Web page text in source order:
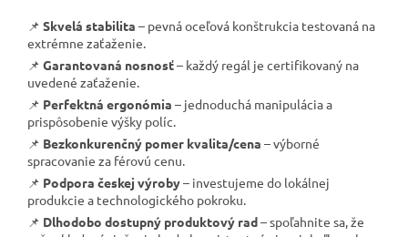
📌 Skvelá stabilita – pevná oceľová konštrukcia testovaná na
extrémne zaťaženie.
📌 Garantovaná nosnosť– každý regál je certifikovaný na
uvedené zaťaženie.
📌 Perfektná ergonómia – jednoduchá manipulácia a
prispôsobenie výšky políc.
📌 Bezkonkurenčný pomer kvalita/cena – výborné
spracovanie za férovú cenu.
📌 Podpora českej výroby– investujeme do lokálnej
produkcie a technologického pokroku.
📌 Dlhodobo dostupný produktový rad– spoľahnite sa, že